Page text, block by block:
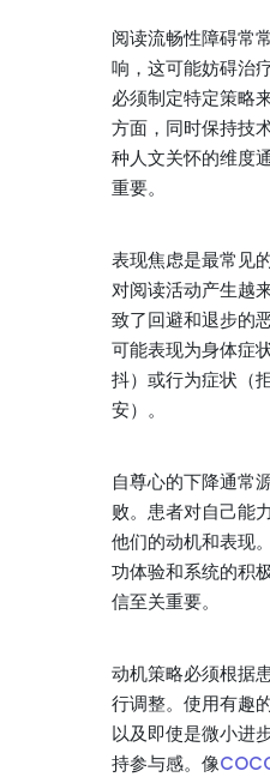
阅读流畅性障碍常
响，这可能妨碍治
必须制定特定策略
方面，同时保持技
种人文关怀的维度
重要。
表现焦虑是最常见
对阅读活动产生越
致了回避和退步的
可能表现为身体症
抖）或行为症状（
安）。
自尊心的下降通常
败。患者对自己能
他们的动机和表现
功体验和系统的积
信至关重要。
动机策略必须根据
行调整。使用有趣
以及即使是微小进
持参与感。像